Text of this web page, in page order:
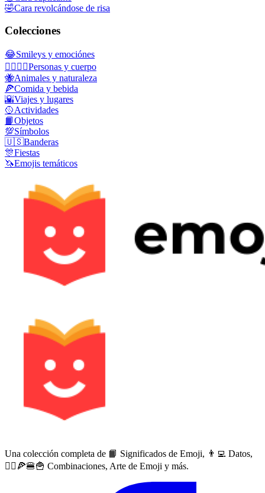
🤣Cara revolcándose de risa
Colecciones
😂Smileys y emociónes
👩‍❤️‍💋‍👨Personas y cuerpo
🐝Animales y naturaleza
🍕Comida y bebida
🌇Viajes y lugares
🥎Actividades
📙Objetos
💯Símbolos
🇺🇸Banderas
🎊Fiestas
🦄Emojis temáticos
Una colección completa de 📙 Significados de Emoji, 👨‍💻 Datos,
🙅‍♀️🍕🍔🍟 Combinaciones, Arte de Emoji y más.